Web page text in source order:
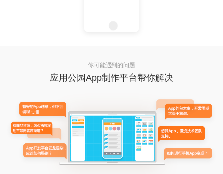
你可能遇到的问题
应用公园App制作平台帮你解决